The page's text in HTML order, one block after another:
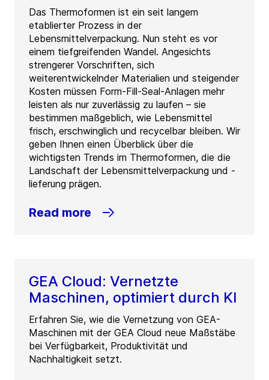
Das Thermoformen ist ein seit langem
etablierter Prozess in der
Lebensmittelverpackung. Nun steht es vor
einem tiefgreifenden Wandel. Angesichts
strengerer Vorschriften, sich
weiterentwickelnder Materialien und steigender
Kosten müssen Form-Fill-Seal-Anlagen mehr
leisten als nur zuverlässig zu laufen – sie
bestimmen maßgeblich, wie Lebensmittel
frisch, erschwinglich und recycelbar bleiben. Wir
geben Ihnen einen Überblick über die
wichtigsten Trends im Thermoformen, die die
Landschaft der Lebensmittelverpackung und -
lieferung prägen.
Read more
GEA Cloud: Vernetzte
Maschinen, optimiert durch KI
Erfahren Sie, wie die Vernetzung von GEA-
Maschinen mit der GEA Cloud neue Maßstäbe
bei Verfügbarkeit, Produktivität und
Nachhaltigkeit setzt.